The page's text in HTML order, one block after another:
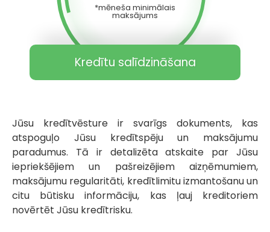
*mēneša minimālais
maksājums
Kredītu salīdzināšana
Jūsu kredītvēsture ir svarīgs dokuments, kas
atspoguļo Jūsu kredītspēju un maksājumu
paradumus. Tā ir detalizēta atskaite par Jūsu
iepriekšējiem un pašreizējiem aizņēmumiem,
maksājumu regularitāti, kredītlimitu izmantošanu un
citu būtisku informāciju, kas ļauj kreditoriem
novērtēt Jūsu kredītrisku.